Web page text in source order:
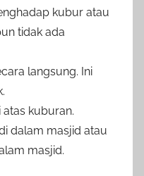
kubur atau
tidak ada
langsung. Ini
kuburan.
dalam masjid atau
masjid.